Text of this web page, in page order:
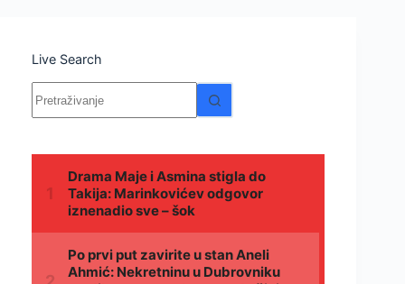
Live Search
Nema
rezultata.